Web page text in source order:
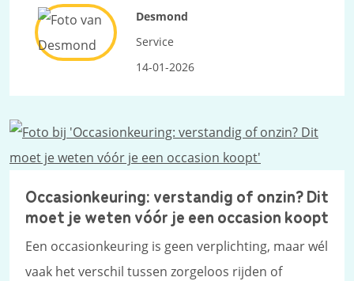
Desmond
Service
14-01-2026
Occasionkeuring: verstandig of onzin? Dit
moet je weten vóór je een occasion koopt
Een occasionkeuring is geen verplichting, maar wél
vaak het verschil tussen zorgeloos rijden of